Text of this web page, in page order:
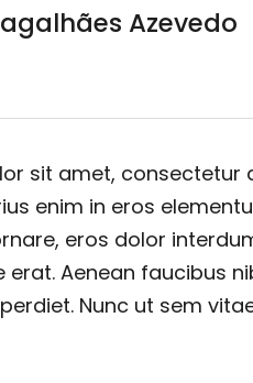
Azevedo
sit amet, consectetur
enim in eros
eros dolor
erat. Aenean faucibus
Nunc ut sem